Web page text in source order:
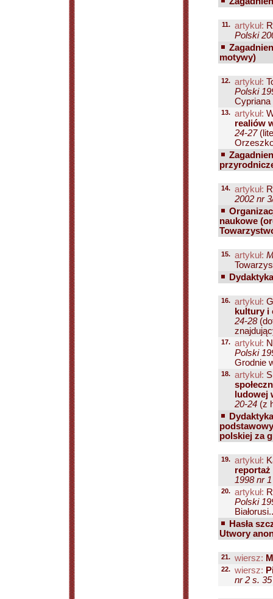
11. artykuł:
Polski
motywy)
12. artykuł:
Polski
Cypriana
13. artykuł:
realiów
24-27
14. artykuł:
2002 nr
naukowe
15. artykuł:
16. artykuł:
kultury i
24-28
17. artykuł:
Polski
Grodnie
18. artykuł:
ludowej
20-24 (z
polskiej za
19. artykuł:
reportaż
1998 nr
20. artykuł:
Polski
Hasła
Utwory
21. wiersz:
22. wiersz:
nr 2 s. 35